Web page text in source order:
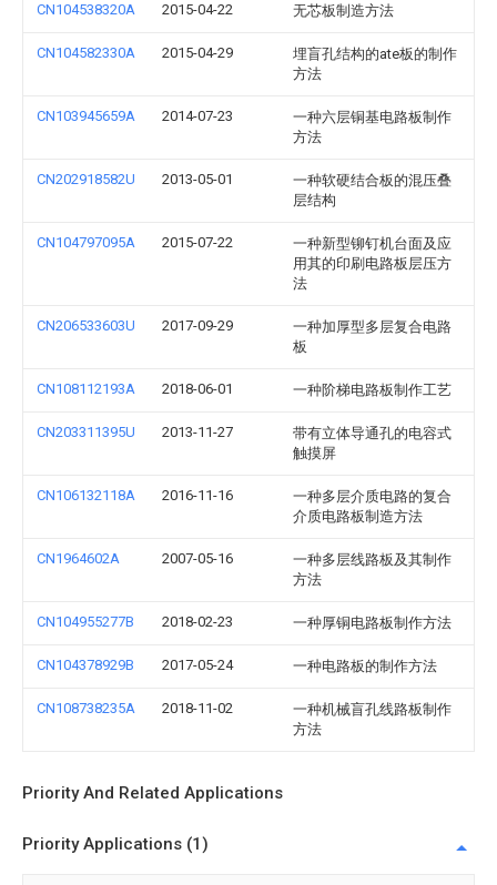
CN104538320A 2015-04-22 无芯板制造方法
CN104582330A 2015-04-29
埋盲孔结构的ate板的制作
方法
CN103945659A 2014-07-23
一种六层铜基电路板制作
方法
CN202918582U 2013-05-01
一种软硬结合板的混压叠
层结构
CN104797095A 2015-07-22
一种新型铆钉机台面及应
用其的印刷电路板层压方
法
CN206533603U 2017-09-29
一种加厚型多层复合电路
板
CN108112193A 2018-06-01 一种阶梯电路板制作工艺
CN203311395U 2013-11-27
带有立体导通孔的电容式
触摸屏
CN106132118A 2016-11-16
一种多层介质电路的复合
介质电路板制造方法
CN1964602A 2007-05-16
一种多层线路板及其制作
方法
CN104955277B 2018-02-23 一种厚铜电路板制作方法
CN104378929B 2017-05-24 一种电路板的制作方法
CN108738235A 2018-11-02
一种机械盲孔线路板制作
方法
Priority And Related Applications
Priority Applications (1)